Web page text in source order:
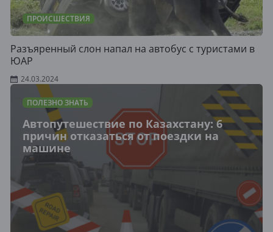
ПРОИСШЕСТВИЯ
Разъяренный слон напал на автобус с туристами в
ЮАР
24.03.2024
ПОЛЕЗНО ЗНАТЬ
Автопутешествие по Казахстану: 6
причин отказаться от поездки на
машине